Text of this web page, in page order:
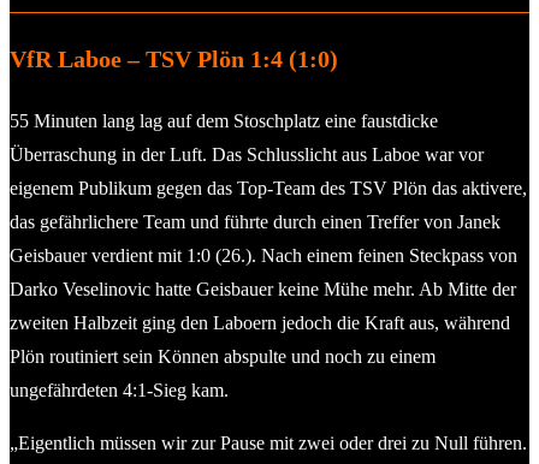
VfR Laboe – TSV Plön 1:4 (1:0)
55 Minuten lang lag auf dem Stoschplatz eine faustdicke
Überraschung in der Luft. Das Schlusslicht aus Laboe war vor
eigenem Publikum gegen das Top-Team des TSV Plön das aktivere,
das gefährlichere Team und führte durch einen Treffer von Janek
Geisbauer verdient mit 1:0 (26.). Nach einem feinen Steckpass von
Darko Veselinovic hatte Geisbauer keine Mühe mehr. Ab Mitte der
zweiten Halbzeit ging den Laboern jedoch die Kraft aus, während
Plön routiniert sein Können abspulte und noch zu einem
ungefährdeten 4:1-Sieg kam.
„Eigentlich müssen wir zur Pause mit zwei oder drei zu Null führen.